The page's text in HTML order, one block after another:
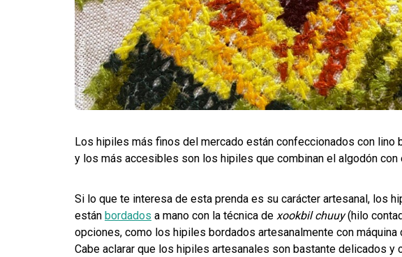
Los hipiles más finos del mercado están confeccionados con lino
y los más accesibles son los hipiles que combinan el algodón con
Si lo que te interesa de esta prenda es su carácter artesanal, los
están bordados a mano con la técnica de xookbil chuuy(hilo
opciones, como los hipiles bordados artesanalmente con
Cabe aclarar que los hipiles artesanales son bastante delicados y